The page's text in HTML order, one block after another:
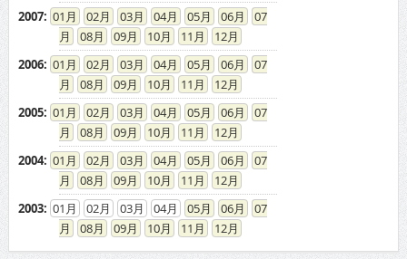
2007: 01 02 03 04 05 06
07
08
09 10 11
12
2006: 01 02 03 04 05 06
07
08
09 10 11
12
2005: 01 02 03 04 05 06
07
08
09 10 11
12
2004: 01 02 03 04 05 06
07
08
09 10 11
12
2003: 01 02 03 04 05 06
07
08
09 10 11 12